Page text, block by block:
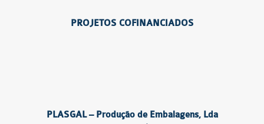
PROJETOS COFINANCIADOS
PLASGAL – Produção de Embalagens, Lda